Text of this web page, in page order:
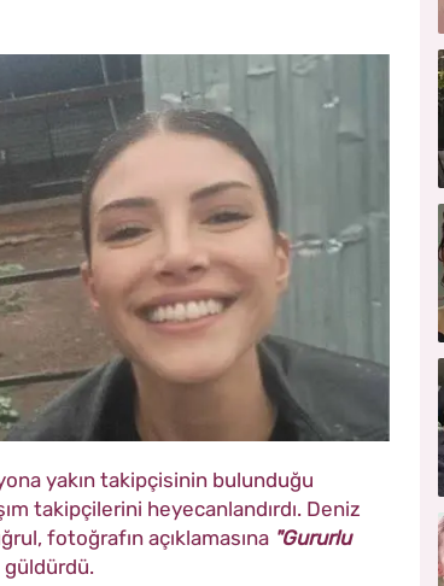
yakın takipçisinin bulunduğu
takipçilerini heyecanlandırdı. Deniz
fotoğrafın açıklamasına "Gururlu
güldürdü.